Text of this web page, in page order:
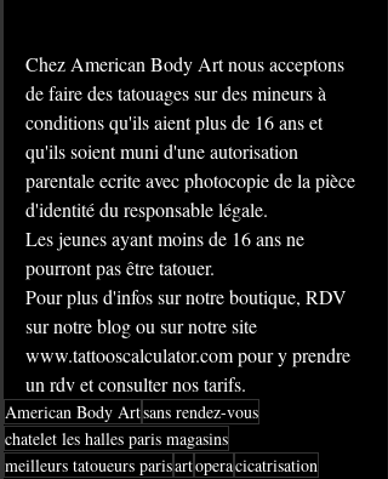
Chez American Body Art nous acceptons
de faire des tatouages sur des mineurs à
conditions qu'ils aient plus de 16 ans et
qu'ils soient muni d'une autorisation
parentale ecrite avec photocopie de la pièce
d'identité du responsable légale.
Les jeunes ayant moins de 16 ans ne
pourront pas être tatouer.
Pour plus d'infos sur notre boutique, RDV
sur notre blog ou sur notre site
www.tattooscalculator.com pour y prendre
un rdv et consulter nos tarifs.
American Body Artsans rendez-vous
chatelet les halles paris magasins
meilleurs tatoueurs parisartoperacicatrisation